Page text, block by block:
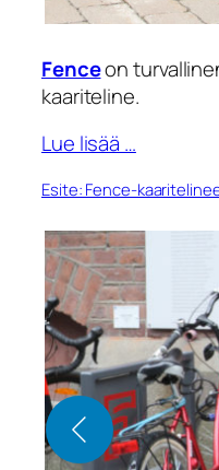
Fenceon
kaariteline.
Lue lisää …
Esite: Fence-